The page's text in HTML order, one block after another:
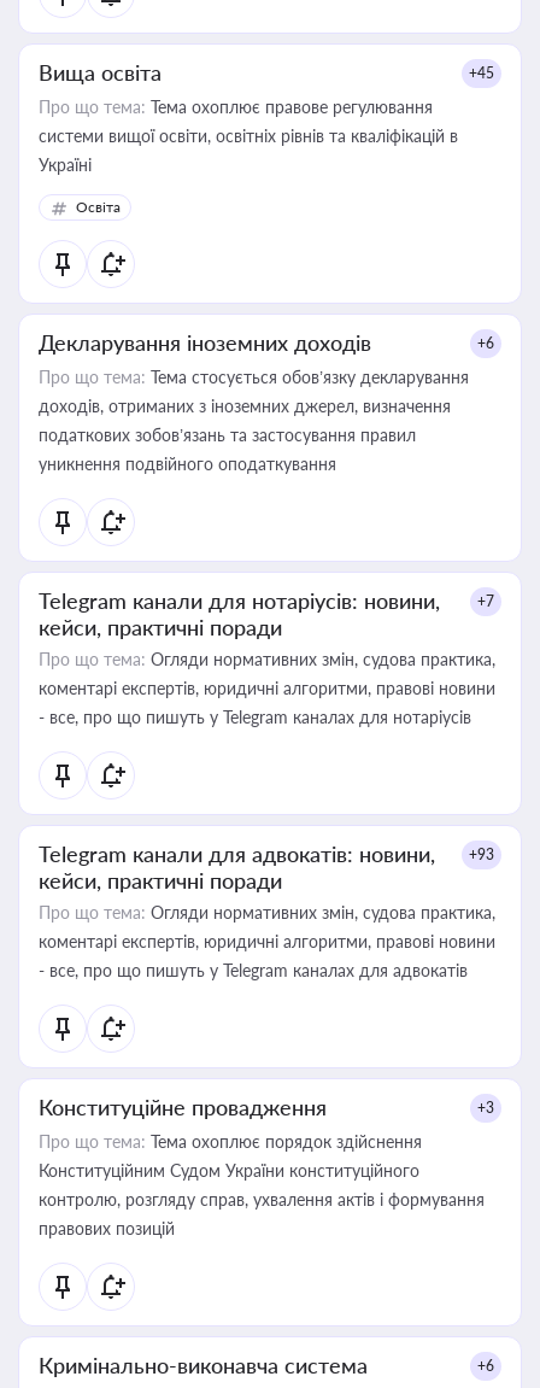
Вища освіта +45
Про що тема: Тема охоплює правове регулювання
системи вищої освіти, освітніх рівнів та кваліфікацій в
Україні
Освіта
Декларування іноземних доходів +6
Про що тема: Тема стосується обов’язку декларування
доходів, отриманих з іноземних джерел, визначення
податкових зобов’язань та застосування правил
уникнення подвійного оподаткування
Telegram канали для нотаріусів: новини,
кейси, практичні поради
+7
Про що тема: Огляди нормативних змін, судова практика,
коментарі експертів, юридичні алгоритми, правові новини
- все, про що пишуть у Telegram каналах для нотаріусів
Telegram канали для адвокатів: новини,
кейси, практичні поради
+93
Про що тема: Огляди нормативних змін, судова практика,
коментарі експертів, юридичні алгоритми, правові новини
- все, про що пишуть у Telegram каналах для адвокатів
Конституційне провадження +3
Про що тема: Тема охоплює порядок здійснення
Конституційним Судом України конституційного
контролю, розгляду справ, ухвалення актів і формування
правових позицій
Кримінально-виконавча система +6